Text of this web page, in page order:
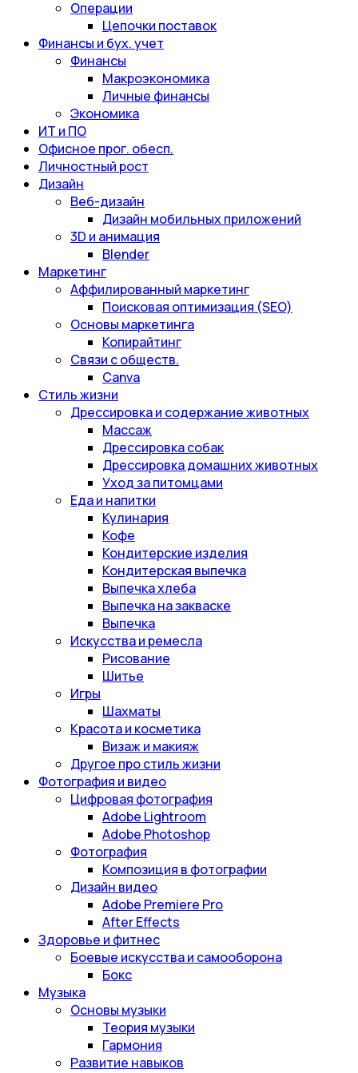
Операции
Цепочки поставок
Финансы и бух. учет
Финансы
Макроэкономика
Личные финансы
Экономика
ИТ и ПО
Офисное прог. обесп.
Личностный рост
Дизайн
Веб-дизайн
Дизайн мобильных приложений
3D и анимация
Blender
Маркетинг
Аффилированный маркетинг
Поисковая оптимизация (SEO)
Основы маркетинга
Копирайтинг
Связи с обществ.
Canva
Стиль жизни
Дрессировка и содержание животных
Массаж
Дрессировка собак
Дрессировка домашних животных
Уход за питомцами
Еда и напитки
Кулинария
Кофе
Кондитерские изделия
Кондитерская выпечка
Выпечка хлеба
Выпечка на закваске
Выпечка
Искусства и ремесла
Рисование
Шитье
Игры
Шахматы
Красота и косметика
Визаж и макияж
Другое про стиль жизни
Фотография и видео
Цифровая фотография
Adobe Lightroom
Adobe Photoshop
Фотография
Композиция в фотографии
Дизайн видео
Adobe Premiere Pro
After Effects
Здоровье и фитнес
Боевые искусства и самооборона
Бокс
Музыка
Основы музыки
Теория музыки
Гармония
Развитие навыков